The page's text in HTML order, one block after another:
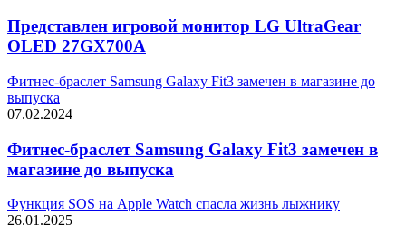
Представлен игровой монитор LG UltraGear
OLED 27GX700A
Фитнес-браслет Samsung Galaxy Fit3 замечен в магазине до
выпуска
07.02.2024
Фитнес-браслет Samsung Galaxy Fit3 замечен в
магазине до выпуска
Функция SOS на Apple Watch спасла жизнь лыжнику
26.01.2025